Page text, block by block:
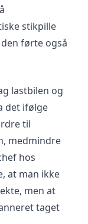
stikpille
førte også
lastbilen og
det ifølge
til
medmindre
hos
at man ikke
men at
taget